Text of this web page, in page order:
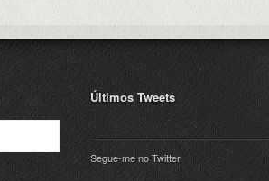
Últimos Tweets
Segue-me no Twitter